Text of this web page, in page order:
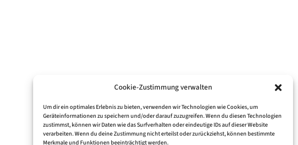
Cookie-Zustimmung verwalten
Um dir ein optimales Erlebnis zu bieten, verwenden wir Technologien wie Cookies, um
Geräteinformationen zu speichern und/oder darauf zuzugreifen. Wenn du diesen Technologien
zustimmst, können wir Daten wie das Surfverhalten oder eindeutige IDs auf dieser Website
verarbeiten. Wenn du deine Zustimmung nicht erteilst oder zurückziehst, können bestimmte
Merkmale und Funktionen beeinträchtigt werden.